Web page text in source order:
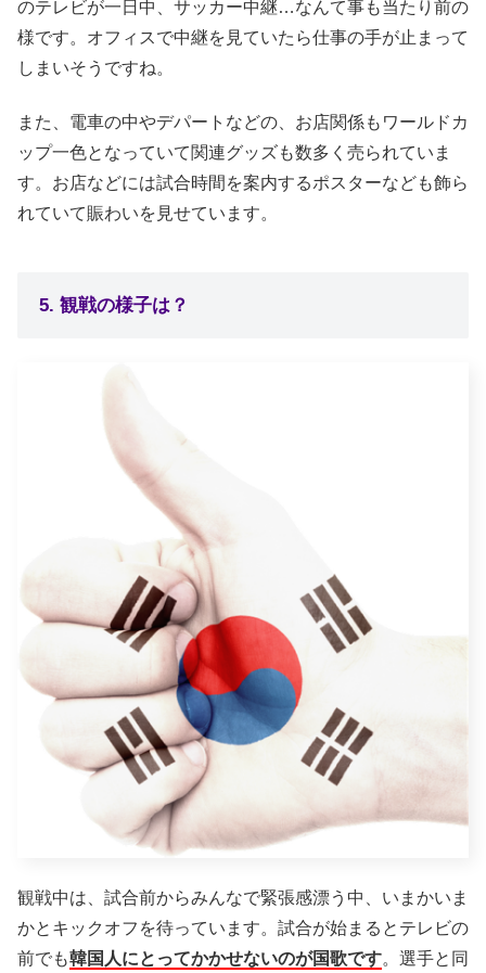
のテレビが一日中、サッカー中継…なんて事も当たり前の
様です。オフィスで中継を見ていたら仕事の手が止まって
しまいそうですね。
また、電車の中やデパートなどの、お店関係もワールドカ
ップ一色となっていて関連グッズも数多く売られていま
す。お店などには試合時間を案内するポスターなども飾ら
れていて賑わいを見せています。
5. 観戦の様子は？
観戦中は、試合前からみんなで緊張感漂う中、いまかいま
かとキックオフを待っています。試合が始まるとテレビの
前でも韓国人にとってかかせないのが国歌です。選手と同